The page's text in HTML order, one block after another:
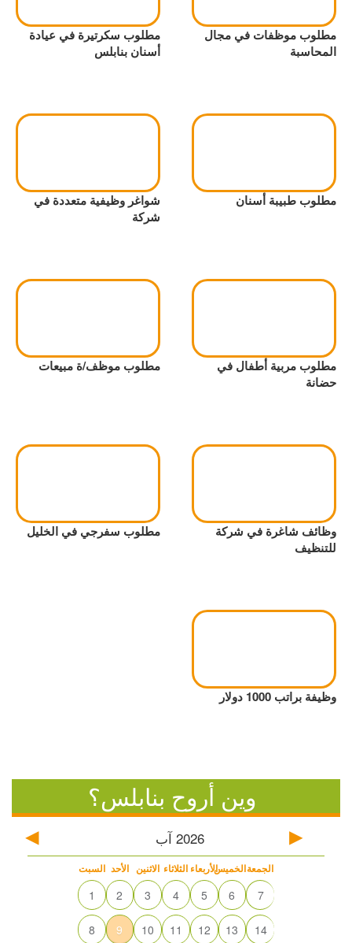
مطلوب موظفات في مجال
المحاسبة
مطلوب سكرتيرة في عيادة
أسنان بنابلس
مطلوب طبيبة أسنان
شواغر وظيفية متعددة في
شركة
مطلوب مربية أطفال في
حضانة
مطلوب موظف/ة مبيعات
وظائف شاغرة في شركة
للتنظيف
مطلوب سفرجي في الخليل
وظيفة براتب 1000 دولار
وين أروح بنابلس؟
2026 آب
السبت الأحد الاثنين الثلاثاء الأربعاءالخميسالجمعة
1 2 3 4 5 6 7
8 9 10 11 12 13 14